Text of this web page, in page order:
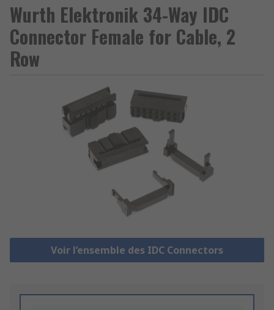
Wurth Elektronik 34-Way IDC
Connector Female for Cable, 2
Row
Voir l’ensemble des IDC Connectors